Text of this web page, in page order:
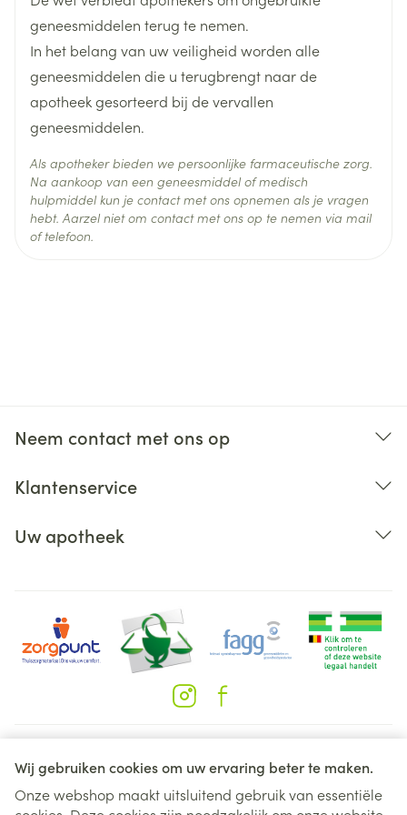
Wij gebruiken cookies om uw ervaring beter te maken.
Onze webshop maakt uitsluitend gebruik van essentiële
Dieetbeperkingen Bio
Actieve
Ingrediënten
aceclofenac
25°C)
geneesmiddelen terug te nemen.
In het belang van uw veiligheid worden alle
geneesmiddelen die u terugbrengt naar de
apotheek gesorteerd bij de vervallen
geneesmiddelen.
Als apotheker bieden we persoonlijke farmaceutische zorg.
Na aankoop van een geneesmiddel of medisch
hulpmiddel kun je contact met ons opnemen als je vragen
hebt. Aarzel niet om contact met ons op te nemen via mail
of telefoon.
Neem contact met ons op
Klantenservice
Uw apotheek
Juridische links